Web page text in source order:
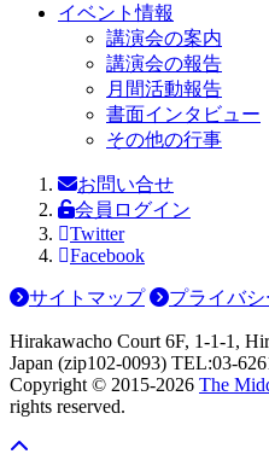
イベント情報
講演会の案内
講演会の報告
月間活動報告
書面インタビュー
その他の行事
お問い合せ
会員ログイン
Twitter
Facebook
サイトマップ プライバ
Hirakawacho Court 6F, 1-1-1,
Japan (zip102-0093) TEL:03-
Copyright © 2015-2026 The
rights reserved.